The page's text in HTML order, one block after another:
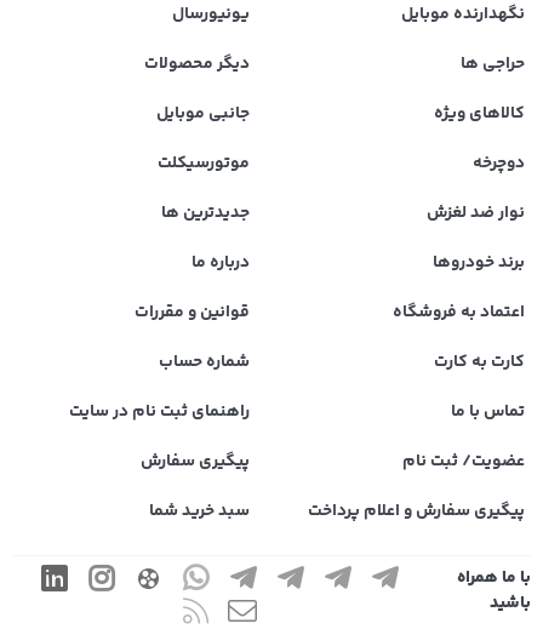
نگهدارنده موبایل
یونیورسال
حراجی ها
دیگر محصولات
کالاهای ویژه
جانبی موبایل
دوچرخه
موتورسیکلت
نوار ضد لغزش
جدیدترین ها
برند خودروها
درباره ما
اعتماد به فروشگاه
قوانین و مقررات
کارت به کارت
شماره حساب
تماس با ما
راهنمای ثبت نام در سایت
عضویت/ ثبت نام
پیگیری سفارش
پیگیری سفارش و اعلام پرداخت
سبد خرید شما
با ما همراه
باشید